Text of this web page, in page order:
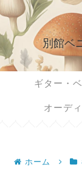
別館ベ
ギター・
オーデ
ホーム